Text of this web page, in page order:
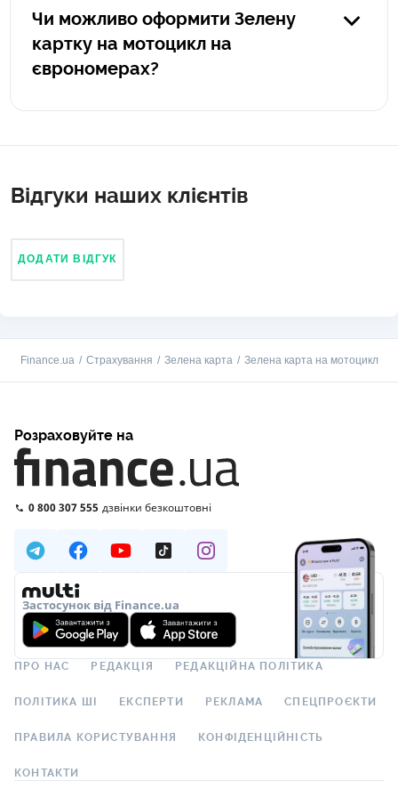
купити її онлайн.
Чи можливо оформити Зелену
картку на мотоцикл на
єврономерах?
Відгуки наших клієнтів
ДОДАТИ ВІДГУК
Finance.ua Страхування Зелена карта Зелена карта на мотоцикл
Розраховуйте на
0 800 307 555 дзвінки безкоштовні
Застосунок від Finance.ua
ПРО НАС РЕДАКЦІЯ РЕДАКЦІЙНА ПОЛІТИКА
ПОЛІТИКА ШІ ЕКСПЕРТИ РЕКЛАМА СПЕЦПРОЄКТИ
ПРАВИЛА КОРИСТУВАННЯ КОНФІДЕНЦІЙНІСТЬ
КОНТАКТИ